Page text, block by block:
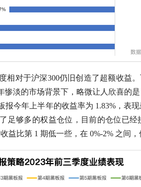
相对于沪深300仍旧创造了超额收益
淡的市场背景下，略微让人欣喜的是
报今年上半年的收益率为 1.83%，表
足够多的权益仓位 ，目前的仓位已经
益比第 1 期低一些，在 0%-2% 之间，